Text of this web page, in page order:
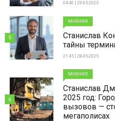
04:40 | 29-05-2025
МНЕНИЯ
Станислав
тайны
21:45 | 28-05-2025
5
МНЕНИЯ
Станислав
2025 год:
вызовов —
мегаполисах
6